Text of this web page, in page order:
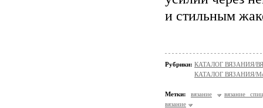
и стильным
Рубрики: КАТАЛОГ ВЯЗАНИЯ/
КАТАЛОГ ВЯЗАНИЯ/
Метки: вязание
вязание
вязание